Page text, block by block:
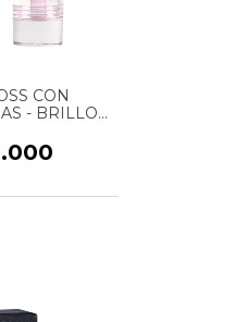
CON
- BRILLO
MAGNETIC
ML